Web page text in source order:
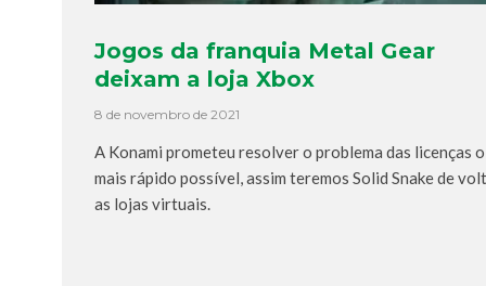
Jogos da franquia Metal Gear
deixam a loja Xbox
8 de novembro de 2021
A Konami prometeu resolver o problema das licenças o
mais rápido possível, assim teremos Solid Snake de
as lojas virtuais.